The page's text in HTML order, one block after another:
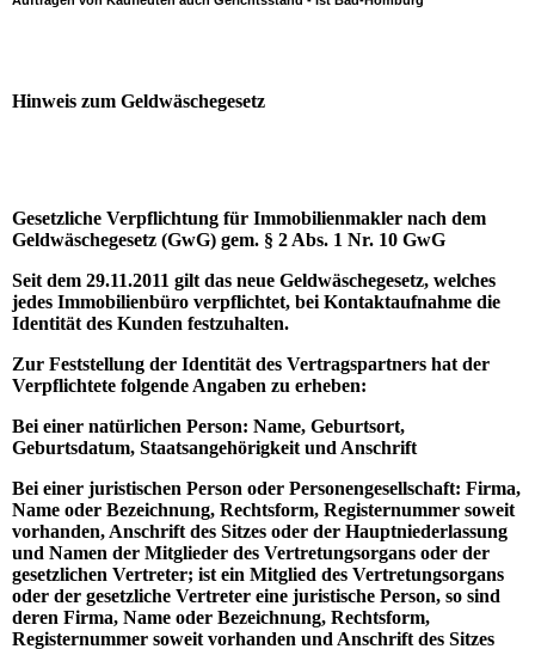
Hinweis zum Geldwäschegesetz
Gesetzliche Verpflichtung für Immobilienmakler nach dem
Geldwäschegesetz (GwG) gem. § 2 Abs. 1 Nr. 10 GwG
Seit dem 29.11.2011 gilt das neue Geldwäschegesetz, welches
jedes Immobilienbüro verpflichtet, bei Kontaktaufnahme die
Identität des Kunden festzuhalten.
Zur Feststellung der Identität des Vertragspartners hat der
Verpflichtete folgende Angaben zu erheben:
Bei einer natürlichen Person: Name, Geburtsort,
Geburtsdatum, Staatsangehörigkeit und Anschrift
Bei einer juristischen Person oder Personengesellschaft: Firma,
Name oder Bezeichnung, Rechtsform, Registernummer soweit
vorhanden, Anschrift des Sitzes oder der Hauptniederlassung
und Namen der Mitglieder des Vertretungsorgans oder der
gesetzlichen Vertreter; ist ein Mitglied des Vertretungsorgans
oder der gesetzliche Vertreter eine juristische Person, so sind
deren Firma, Name oder Bezeichnung, Rechtsform,
Registernummer soweit vorhanden und Anschrift des Sitzes